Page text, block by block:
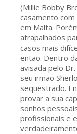
(Millie Bobby
casamento
em Malta.
atrapalhados
casos mais
então. Dentro
avisada pelo
seu irmão
sequestrado.
provar a sua
sonhos
profissionais e